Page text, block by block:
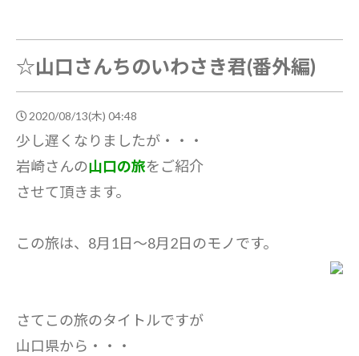
☆山口さんちのいわさき君(番外編)
2020/08/13(木) 04:48
少し遅くなりましたが・・・
岩崎さんの山口の旅をご紹介
させて頂きます。
この旅は、8月1日～8月2日のモノです。
さてこの旅のタイトルですが
山口県から・・・